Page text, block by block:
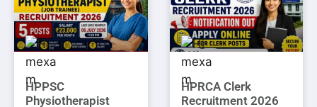
HPPSC
Physiotherapist
HPRCA Clerk
Recruitment 2026